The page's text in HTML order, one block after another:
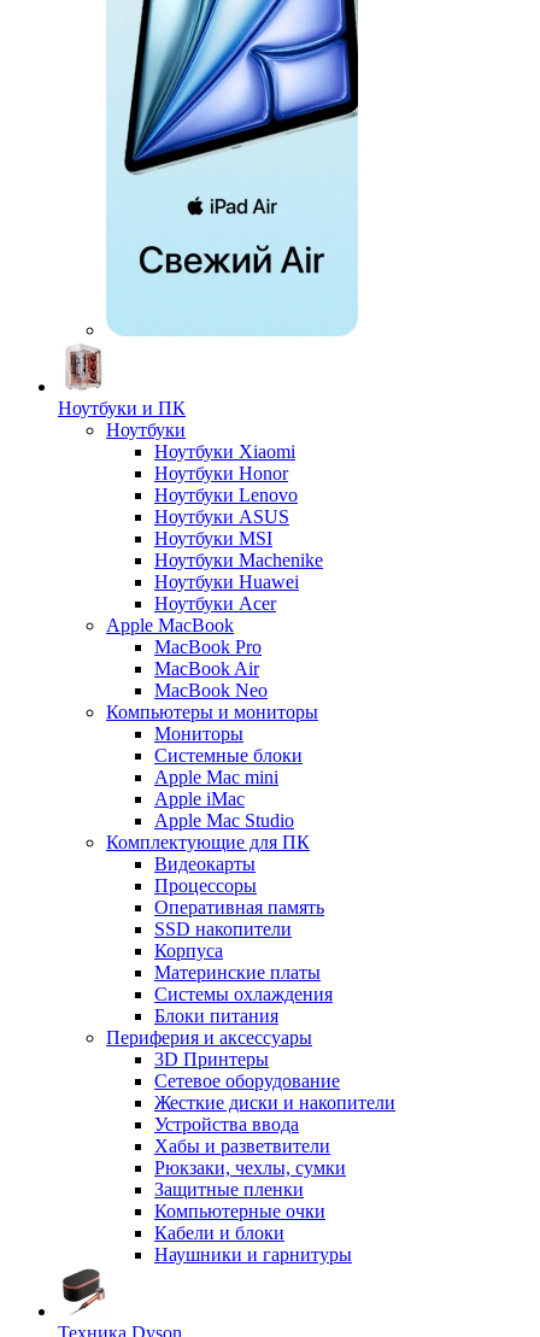
Ноутбуки и ПК
Ноутбуки
Ноутбуки Xiaomi
Ноутбуки Honor
Ноутбуки Lenovo
Ноутбуки ASUS
Ноутбуки MSI
Ноутбуки Machenike
Ноутбуки Huawei
Ноутбуки Acer
Apple MacBook
MacBook Pro
MacBook Air
MacBook Neo
Компьютеры и мониторы
Мониторы
Системные блоки
Apple Mac mini
Apple iMac
Apple Mac Studio
Комплектующие для ПК
Видеокарты
Процессоры
Оперативная память
SSD накопители
Корпуса
Материнские платы
Системы охлаждения
Блоки питания
Периферия и аксессуары
3D Принтеры
Сетевое оборудование
Жесткие диски и накопители
Устройства ввода
Хабы и разветвители
Рюкзаки, чехлы, сумки
Защитные пленки
Компьютерные очки
Кабели и блоки
Наушники и гарнитуры
Техника Dyson